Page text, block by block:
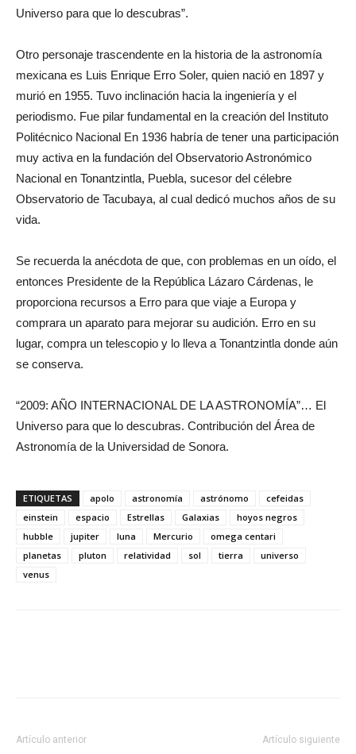
Universo para que lo descubras”.
Otro personaje trascendente en la historia de la astronomía
mexicana es Luis Enrique Erro Soler, quien nació en 1897 y
murió en 1955. Tuvo inclinación hacia la ingeniería y el
periodismo. Fue pilar fundamental en la creación del Instituto
Politécnico Nacional En 1936 habría de tener una participación
muy activa en la fundación del Observatorio Astronómico
Nacional en Tonantzintla, Puebla, sucesor del célebre
Observatorio de Tacubaya, al cual dedicó muchos años de su
vida.
Se recuerda la anécdota de que, con problemas en un oído, el
entonces Presidente de la República Lázaro Cárdenas, le
proporciona recursos a Erro para que viaje a Europa y
comprara un aparato para mejorar su audición. Erro en su
lugar, compra un telescopio y lo lleva a Tonantzintla donde aún
se conserva.
“2009: AÑO INTERNACIONAL DE LA ASTRONOMÍA”… El
Universo para que lo descubras. Contribución del Área de
Astronomía de la Universidad de Sonora.
ETIQUETAS apolo astronomía astrónomo
cefeidas
einstein
espacio Estrellas Galaxias
hoyos negros
hubble
jupiter luna Mercurio
omega centari
planetas
pluton relatividad sol tierra
universo
venus
Artículo anterior Artículo siguiente